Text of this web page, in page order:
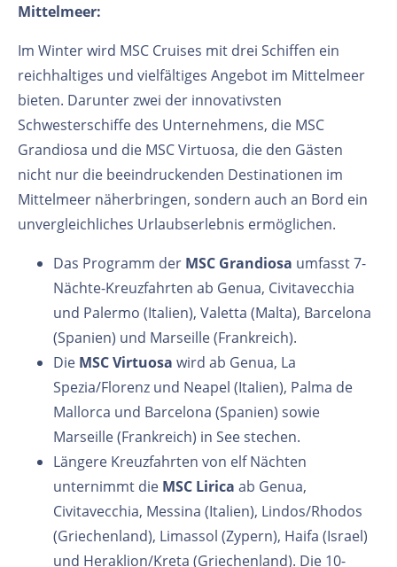
Mittelmeer:
Im Winter wird MSC Cruises mit drei Schiffen ein
reichhaltiges und vielfältiges Angebot im Mittelmeer
bieten. Darunter zwei der innovativsten
Schwesterschiffe des Unternehmens, die MSC
Grandiosa und die MSC Virtuosa, die den Gästen
nicht nur die beeindruckenden Destinationen im
Mittelmeer näherbringen, sondern auch an Bord ein
unvergleichliches Urlaubserlebnis ermöglichen.
Das Programm der MSC Grandiosa umfasst 7-
Nächte-Kreuzfahrten ab Genua, Civitavecchia
und Palermo (Italien), Valetta (Malta), Barcelona
(Spanien) und Marseille (Frankreich).
Die MSC Virtuosa wird ab Genua, La
Spezia/Florenz und Neapel (Italien), Palma de
Mallorca und Barcelona (Spanien) sowie
Marseille (Frankreich) in See stechen.
Längere Kreuzfahrten von elf Nächten
unternimmt die MSC Lirica ab Genua,
Civitavecchia, Messina (Italien), Lindos/Rhodos
(Griechenland), Limassol (Zypern), Haifa (Israel)
und Heraklion/Kreta (Griechenland). Die 10-